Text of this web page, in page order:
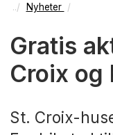
Nyheter
Gratis
Croix og
St. Croix-